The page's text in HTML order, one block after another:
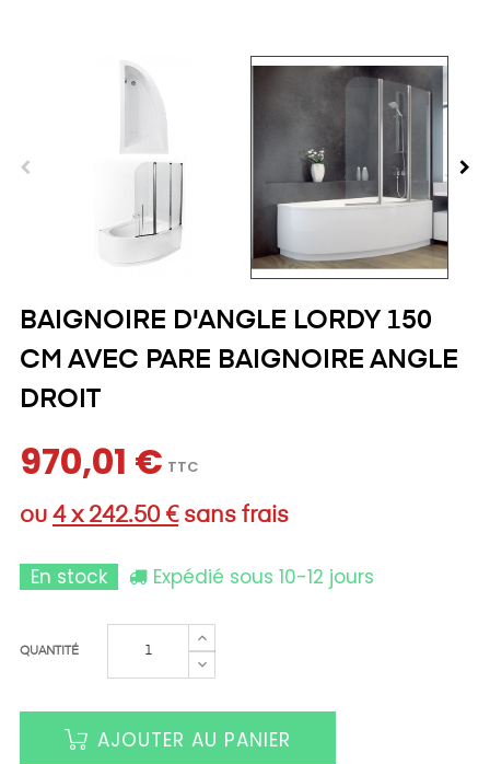
BAIGNOIRE D'ANGLE LORDY 150
CM AVEC PARE BAIGNOIRE ANGLE
DROIT
970,01 € TTC
ou 4 x 242.50 €sans frais
En stock Expédié sous 10-12 jours
QUANTITÉ
AJOUTER AU PANIER